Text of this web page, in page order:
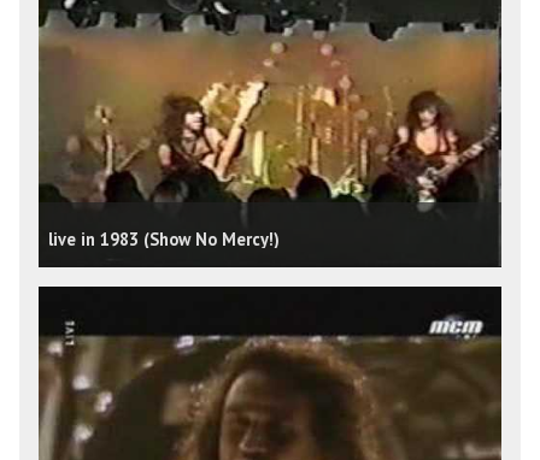
live in 1983 (Show No Mercy!)